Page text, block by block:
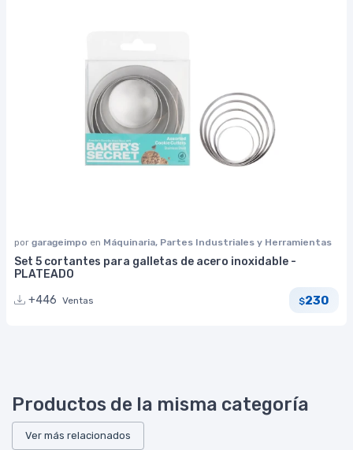
por garageimpo en Máquinaria, Partes Industriales y Herramientas
Set 5 cortantes para galletas de acero inoxidable -
PLATEADO
+446 Ventas $230
Productos de la misma categoría
Ver más relacionados